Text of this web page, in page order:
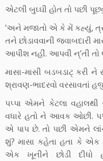
એટલી બુઘ્ઘી હોત તો પછી
‘અને મજાતો એ કે મેં કહ્યું,
તને છોડાવવાની જવાબદારી
આપીશ નહીં. આપવી ન્’તી તો
માસા-માસી બડબડાટ્ કરી
શ્રાવણ-ભાદરવો વરસાવતાં
પપ્પા એમને કેટલા વહાલથી
વધારે હતો ને આવક ઓછી.
એ પાપ છે. તો પછી એમને
શું? માસા કહેતા હતા કે
એક ખૂનીને છોડી દીધો